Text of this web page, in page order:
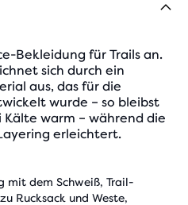
Bekleidung für Trails an.
sich durch ein
aus, das für die
wurde – so bleibst
warm – während die
erleichtert.
mit dem Schweiß, Trail-
Rucksack und Weste,